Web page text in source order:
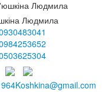
Людмила